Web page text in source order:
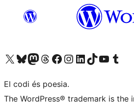
Visiteu el nostre compte X (abans Twitter)
Visiteu el nostre compte de Bluesky
Visiteu el nostre compte al Mastodon
Visiteu el nostre compte de Threads
Visiteu la nostra pàgina al Facebook
Visiteu el nostre compte d'Instagram
Visiteu el nostre compte de LinkedIn
Visiteu el nostre compte de TikTok
Visiteu el nostre canal al
Visiteu el nostre
El codi és poesia.
The WordPress® trademark is